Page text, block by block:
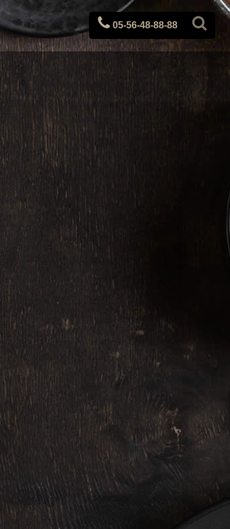
05-56-48-88-88
Temaki anguille